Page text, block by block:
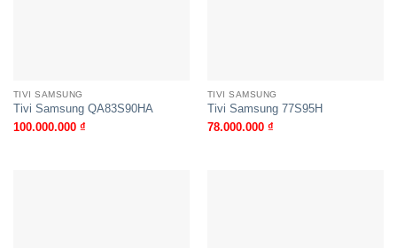
TIVI SAMSUNG
Tivi Samsung QA83S90HA
100.000.000 ₫
TIVI SAMSUNG
Tivi Samsung 77S95H
78.000.000 ₫